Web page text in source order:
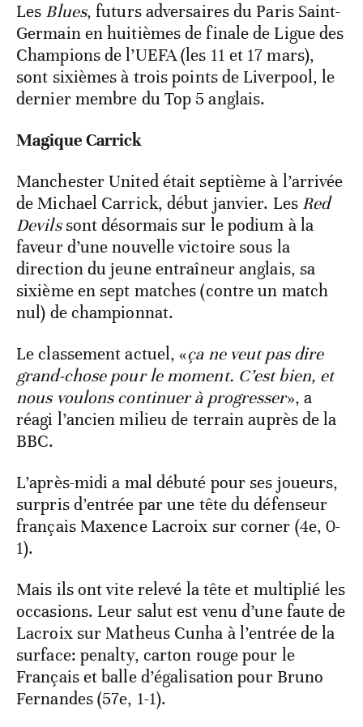
Les Blues, futurs adversaires du Paris Saint-
Germain en huitièmes de finale de Ligue des
Champions de l’UEFA (les 11 et 17 mars),
sont sixièmes à trois points de Liverpool, le
dernier membre du Top 5 anglais.
Magique Carrick
Manchester United était septième à l’arrivée
de Michael Carrick, début janvier. Les Red
Devilssont désormais sur le podium à la
faveur d’une nouvelle victoire sous la
direction du jeune entraîneur anglais, sa
sixième en sept matches (contre un match
nul) de championnat.
Le classement actuel, «ça ne veut pas dire
grand-chose pour le moment. C’est bien, et
nous voulons continuer à progresser», a
réagi l’ancien milieu de terrain auprès de la
BBC.
L’après-midi a mal débuté pour ses joueurs,
surpris d’entrée par une tête du défenseur
français Maxence Lacroix sur corner (4e, 0-
1).
Mais ils ont vite relevé la tête et multiplié les
occasions. Leur salut est venu d’une faute de
Lacroix sur Matheus Cunha à l’entrée de la
surface: penalty, carton rouge pour le
Français et balle d’égalisation pour Bruno
Fernandes (57e, 1-1).